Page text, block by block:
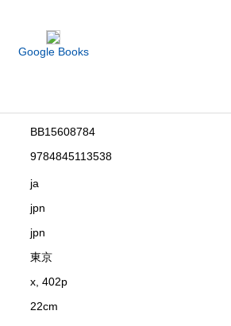
Google Books
BB15608784
9784845113538
ja
jpn
jpn
東京
x, 402p
22cm